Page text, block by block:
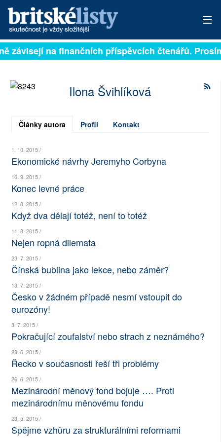
PŘIHLÁSIT
ROZHOVORY
NEJČTENĚJŠÍ ZA 7 DNÍ
AUTOŘI
PŘÍSPĚVKY NA PROVOZ
SOCIÁLNÍ SÍTĚ
RUBRIKY
závisejí na finančních příspěvcích čtenářů.
Ilona Švihlíková
Články autora Profil Kontakt
1. 10. 2015 /
Ekonomické návrhy Jeremyho Corbyna
16. 9. 2015 /
Konec levné práce
12. 8. 2015 /
Když dva dělají totéž, není to totéž
11. 8. 2015 /
Nejen ropná dilemata
23. 7. 2015 /
Čínská bublina jako lekce, nebo záměr?
13. 7. 2015 /
Česko v žádném případě nesmí vstoupit do
eurozóny!
3. 7. 2015 /
Pokračující zoufalství nebo strach z neznámého?
28. 6. 2015 /
Řecko v současnosti řeší tři problémy
26. 6. 2015 /
Mezinárodní měnový fond bojuje …. Proti
mezinárodnímu měnovému fondu
23. 5. 2015 /
Spějme vzhůru za strukturálními reformami